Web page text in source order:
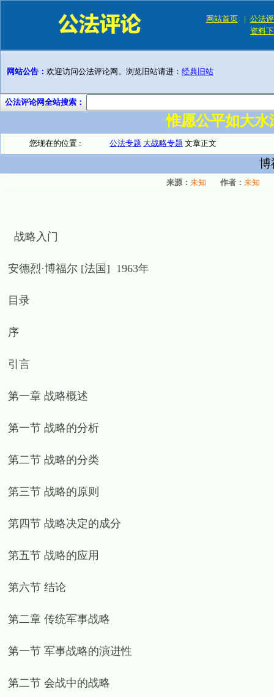
网站首页 | 公法
资料
网站公告： 欢迎访问公法评论网。浏览旧站请进： 经典旧站
公法评论网全站搜索：
惟愿公平如大
您现在的位置 : 公法专题 大战略专题 文章正文
博
来源： 未知 作者： 未知
­ 战略入门
安德烈·博福尔 [法国] 1963年
目录
序
引言
第一章 战略概述
第一节 战略的分析
第二节 战略的分类
第三节 战略的原则
第四节 战略决定的成分
第五节 战略的应用
第六节 结论
第二章 传统军事战略
第一节 军事战略的演进性
第二节 会战中的战略